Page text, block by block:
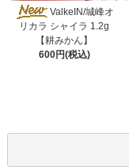
ValkeIN/城峰オ
リカラ シャイラ 1.2g
【耕みかん】
600円(税込)